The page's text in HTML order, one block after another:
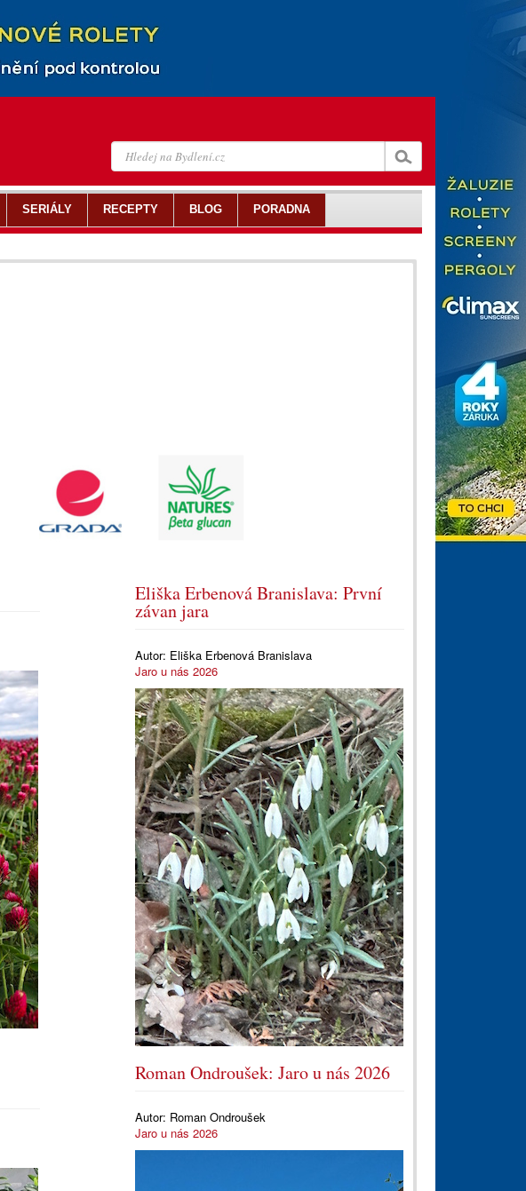
Eliška Erbenová Branislava: První
závan jara
Autor: Eliška Erbenová Branislava
Jaro u nás 2026
Roman Ondroušek: Jaro u nás 2026
Autor: Roman Ondroušek
Jaro u nás 2026
SERIÁLY RECEPTY BLOG PORADNA